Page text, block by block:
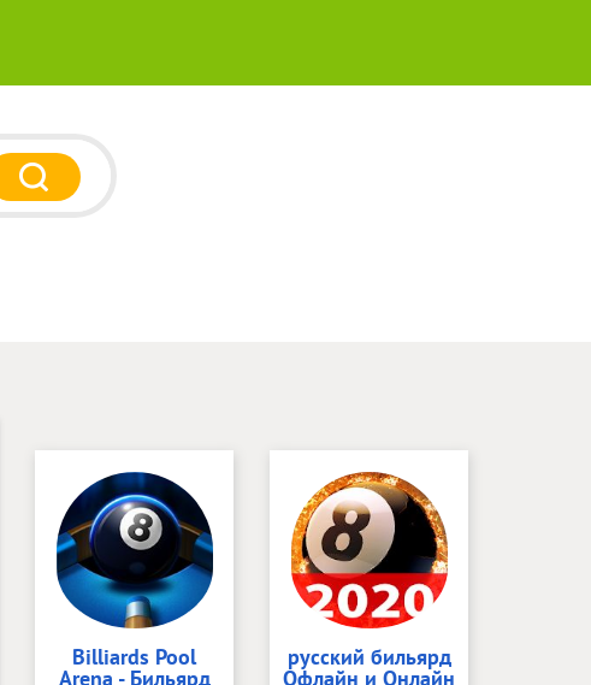
Billiards Pool
Arena - Бильярд
русский бильярд
Офлайн и Онлайн